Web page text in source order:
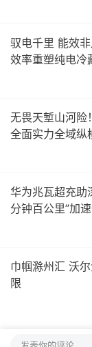
驭电千里 能效
效率重塑纯电冷
无畏天堑山河险
全面实力全域纵
华为兆瓦超充助
分钟百公里”加
巾帼滁州汇 沃
限
发表你的评论…